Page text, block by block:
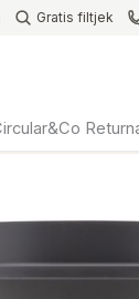
Gratis filtjek